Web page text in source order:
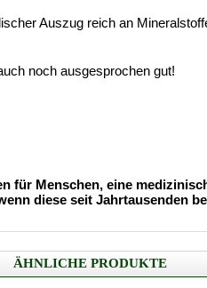
Auszug reich an
noch ausgesprochen gut!
für Menschen, eine
diese seit Jahrtausenden
ÄHNLICHE PRODUKTE